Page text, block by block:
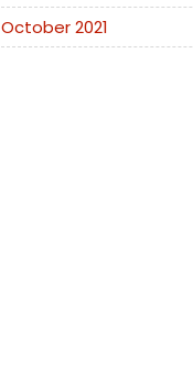
October 2021